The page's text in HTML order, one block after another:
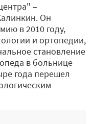
–
Он
в 2010 году,
и ортопедии,
становление
в больнице
года перешел